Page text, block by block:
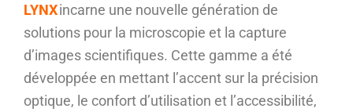
LYNXincarne une nouvelle génération de
solutions pour la microscopie et la capture
d’images scientifiques. Cette gamme a été
développée en mettant l’accent sur la précision
optique, le confort d’utilisation et l’accessibilité,